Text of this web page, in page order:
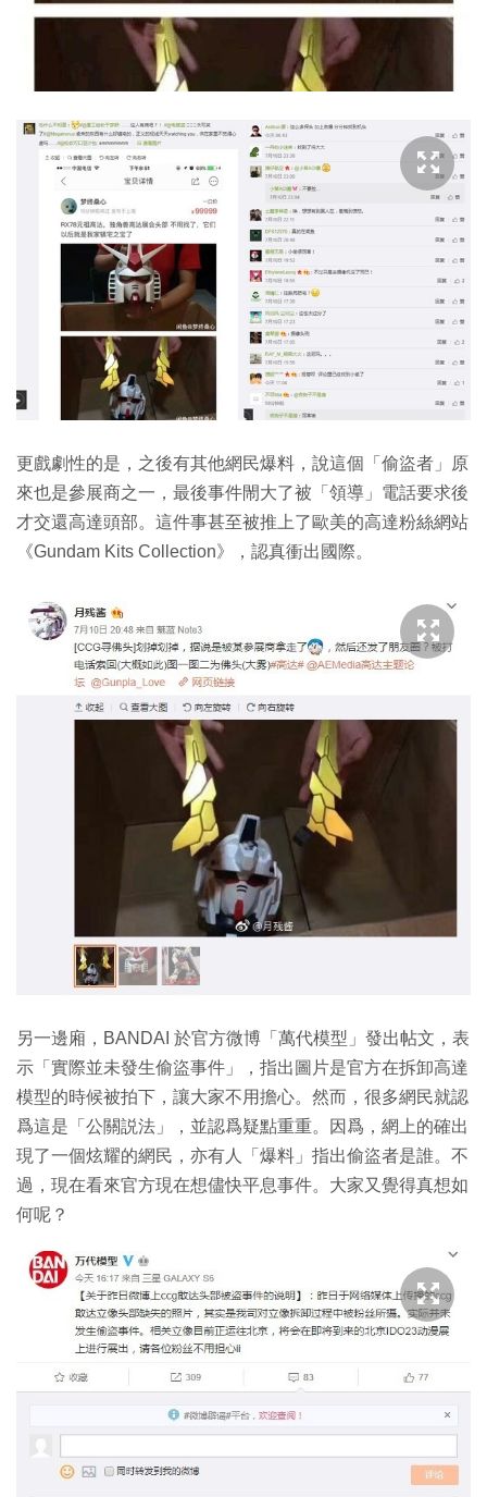
更戲劇性的是，之後有其他網民爆料，說這個「偷盜者」原
來也是參展商之一，最後事件閙大了被「領導」電話要求後
才交還高達頭部。這件事甚至被推上了歐美的高達粉絲網站
《Gundam Kits Collection》，認真衝出國際。
另一邊廂，BANDAI 於官方微博「萬代模型」發出帖文，表
示「實際並未發生偷盜事件」，指出圖片是官方在拆卸高達
模型的時候被拍下，讓大家不用擔心。然而，很多網民就認
爲這是「公關説法」，並認爲疑點重重。因爲，網上的確出
現了一個炫耀的網民，亦有人「爆料」指出偷盜者是誰。不
過，現在看來官方現在想儘快平息事件。大家又覺得真想如
何呢？